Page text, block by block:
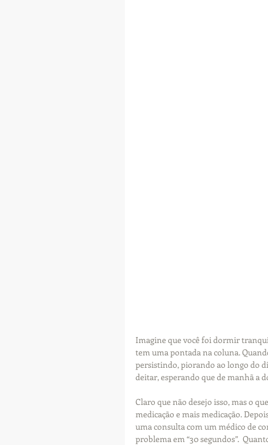
Imagine que você foi dormir
tem uma pontada na coluna.
persistindo, piorando ao longo do
deitar, esperando que de manhã a
Claro que não desejo isso, mas o
medicação e mais medicação.
uma consulta com um médico de
problema em “30 segundos”.